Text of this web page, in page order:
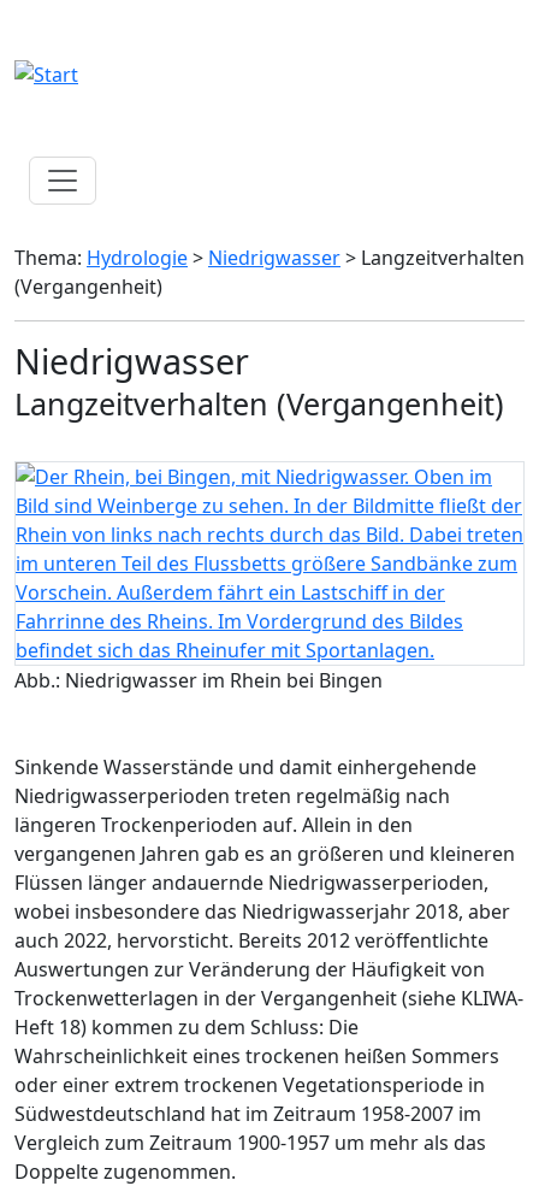
Thema: Hydrologie> Niedrigwasser> Langzeitverhalten
(Vergangenheit)
Niedrigwasser
Langzeitverhalten (Vergangenheit)
Abb.: Niedrigwasser im Rhein bei Bingen
Sinkende Wasserstände und damit einhergehende
Niedrigwasserperioden treten regelmäßig nach
längeren Trockenperioden auf. Allein in den
vergangenen Jahren gab es an größeren und kleineren
Flüssen länger andauernde Niedrigwasserperioden,
wobei insbesondere das Niedrigwasserjahr 2018, aber
auch 2022, hervorsticht. Bereits 2012 veröffentlichte
Auswertungen zur Veränderung der Häufigkeit von
Trockenwetterlagen in der Vergangenheit (siehe KLIWA-
Heft 18) kommen zu dem Schluss: Die
Wahrscheinlichkeit eines trockenen heißen Sommers
oder einer extrem trockenen Vegetationsperiode in
Südwestdeutschland hat im Zeitraum 1958-2007 im
Vergleich zum Zeitraum 1900-1957 um mehr als das
Doppelte zugenommen.